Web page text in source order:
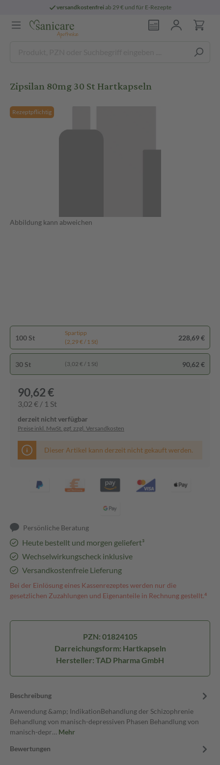
versandkostenfreiab 29 € und für E-Rezepte
Zipsilan 80mg 30 St Hartkapseln
Rezeptpflichtig
Abbildung kann abweichen
100 St
Spartipp
(2,29 € / 1 St)
228,69 €
30 St (3,02 € / 1 St) 90,62 €
90,62 €
3,02 € / 1 St
derzeit nicht verfügbar
Preise inkl. MwSt. ggf. zzgl. Versandkosten
Dieser Artikel kann derzeit nicht gekauft werden.
Persönliche Beratung
Heute bestellt und morgen geliefert³
Wechselwirkungscheck inklusive
Versandkostenfreie Lieferung
Bei der Einlösung eines Kassenrezeptes werden nur die
gesetzlichen Zuzahlungen und Eigenanteile in Rechnung gestellt.⁴
PZN: 01824105
Darreichungsform: Hartkapseln
Hersteller: TAD Pharma GmbH
Beschreibung
Anwendung &amp; IndikationBehandlung der Schizophrenie
Behandlung von manisch-depressiven Phasen Behandlung von
manisch-depr… Mehr
Bewertungen